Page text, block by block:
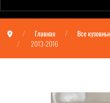
Главная Все
2013-2016